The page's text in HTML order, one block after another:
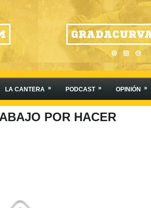
LA CANTERA » PODCAST » OPINIÓN »
POR HACER